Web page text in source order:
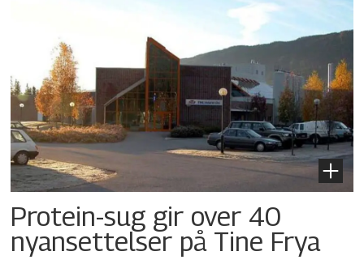
Protein-sug gir over 40
nyansettelser på Tine Frya